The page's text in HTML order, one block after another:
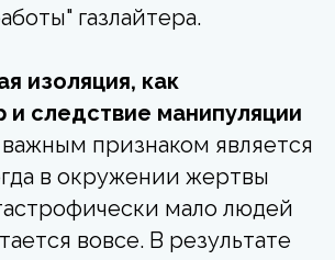
газлайтера.
изоляция, как
и следствие манипуляции
признаком является
в окружении жертвы
мало людей
вовсе. В результате